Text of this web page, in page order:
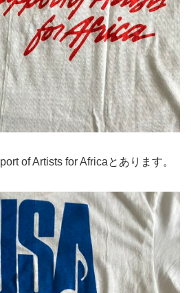
of Artists for Africaとあります。